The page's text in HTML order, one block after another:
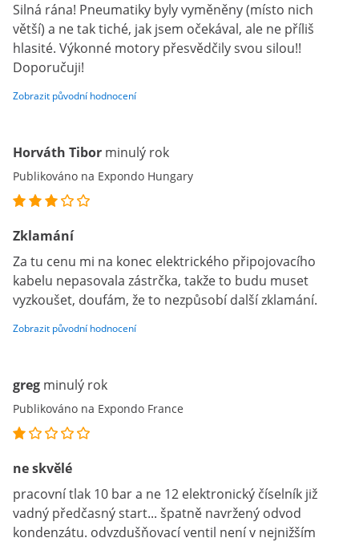
Silná rána! Pneumatiky byly vyměněny (místo nich
větší) a ne tak tiché, jak jsem očekával, ale ne příliš
hlasité. Výkonné motory přesvědčily svou silou!!
Doporučuji!
Zobrazit původní hodnocení
Horváth Tibor minulý rok
Publikováno na Expondo Hungary
Zklamání
Za tu cenu mi na konec elektrického připojovacího
kabelu nepasovala zástrčka, takže to budu muset
vyzkoušet, doufám, že to nezpůsobí další zklamání.
Zobrazit původní hodnocení
greg minulý rok
Publikováno na Expondo France
ne skvělé
pracovní tlak 10 bar a ne 12 elektronický číselník již
vadný předčasný start... špatně navržený odvod
kondenzátu. odvzdušňovací ventil není v nejnižším